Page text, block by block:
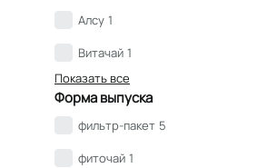
Алсу 1
Витачай 1
Показать все
Форма выпуска
фильтр-пакет 5
фиточай 1